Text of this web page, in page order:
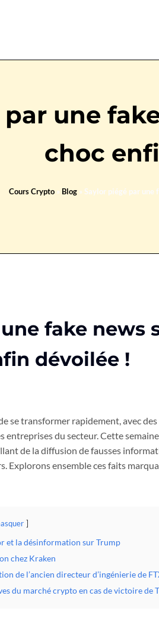
une
choc
Cours Crypto» Blog» Saylor piégé par une
fake news
dévoilée !
se transformer rapidement, avec
entreprises du secteur. Cette
de la diffusion de fausses
Explorons ensemble ces faits
et la désinformation sur Trump
chez Kraken
de l’ancien directeur d’ingénierie de
du marché crypto en cas de victoire de